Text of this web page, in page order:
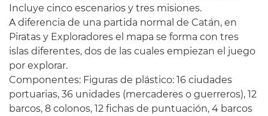
Incluye cinco escenarios y tres misiones.
A diferencia de una partida normal de Catán, en
Piratas y Exploradores el mapa se forma con tres
islas diferentes, dos de las cuales empiezan el juego
por explorar.
Componentes: Figuras de plástico: 16 ciudades
portuarias, 36 unidades (mercaderes o guerreros), 12
barcos, 8 colonos, 12 fichas de puntuación, 4 barcos